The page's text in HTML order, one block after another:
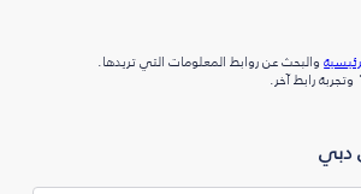
والبحث عن روابط المعلومات التي تريدها.
رابط آخر.
دبي